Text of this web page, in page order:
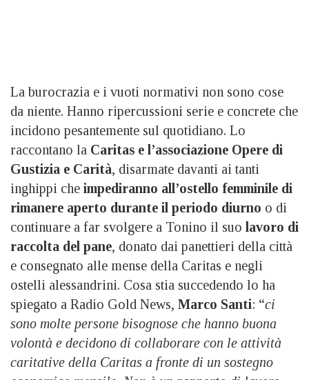
La burocrazia e i vuoti normativi non sono cose
da niente. Hanno ripercussioni serie e concrete che
incidono pesantemente sul quotidiano. Lo
raccontano la Caritas e l’associazione Opere di
Gustizia e Carità, disarmate davanti ai tanti
inghippi che impediranno all’ostello femminile di
rimanere aperto durante il periodo diurno o di
continuare a far svolgere a Tonino il suo lavoro di
raccolta del pane, donato dai panettieri della città
e consegnato alle mense della Caritas e negli
ostelli alessandrini. Cosa stia succedendo lo ha
spiegato a Radio Gold News, Marco Santi: “ci
sono molte persone bisognose che hanno buona
volontà e decidono di collaborare con le attività
caritative della Caritas a fronte di un sostegno